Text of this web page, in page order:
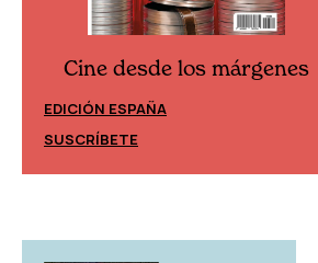
Cine desde los márgenes
EDICIÓN ESPAÑA
SUSCRÍBETE